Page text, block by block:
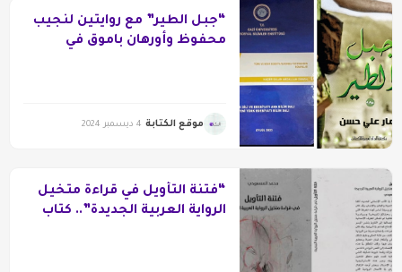
“جبل الطير” مع روايتين لنجيب
محفوظ وأورهان باموق في
موقع الكتابة 4 ديسمبر 2024
“فتنة التأويل في قراءة متخيل
الرواية العربية الجديدة”.. كتاب